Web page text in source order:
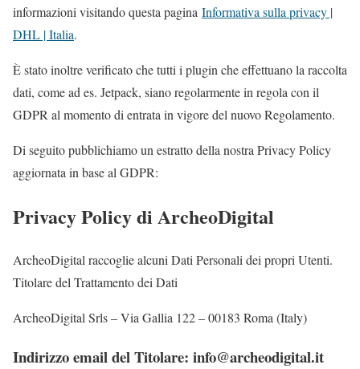
informazioni visitando questa pagina Informativa sulla privacy |
DHL | Italia.
È stato inoltre verificato che tutti i plugin che effettuano la raccolta
dati, come ad es. Jetpack, siano regolarmente in regola con il
GDPR al momento di entrata in vigore del nuovo Regolamento.
Di seguito pubblichiamo un estratto della nostra Privacy Policy
aggiornata in base al GDPR:
Privacy Policy di ArcheoDigital
ArcheoDigital raccoglie alcuni Dati Personali dei propri Utenti.
Titolare del Trattamento dei Dati
ArcheoDigital Srls – Via Gallia 122 – 00183 Roma (Italy)
Indirizzo email del Titolare: info@archeodigital.it